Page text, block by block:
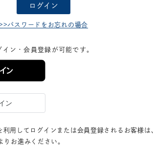
ログイン
パスワードをお忘れの場合
ン・会員登録が可能です。
ン
用してログインまたは会員登録されるお客様は
りお進みください。